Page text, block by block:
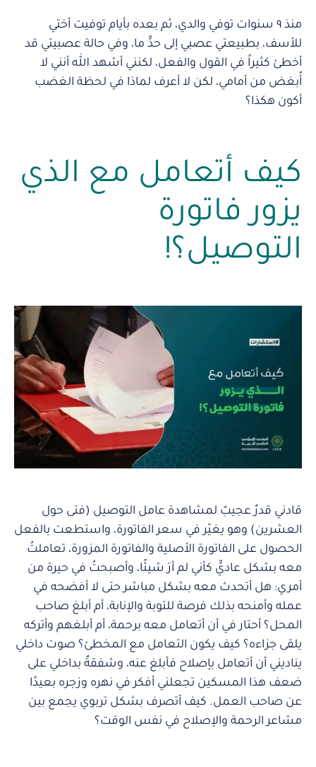
منذ ٩ سنوات توفي والدي، ثم بعده بأيام توفيت أختي
للأسف، بطبيعتي عصبي إلى حدٍّ ما، وفي حالة عصبيتي قد
أخطئ كثيراً في القول والفعل، لكنني أشهد الله أنني لا
أُبغض من أمامي، لكن لا أعرف لماذا في لحظة الغضب
أكون هكذا؟
كيف أتعامل مع الذي
يزور فاتورة
التوصيل؟!
قادني قدرٌ عجيبٌ لمشاهدة عامل التوصيل (فتى حول
العشرين) وهو يغيّر في سعر الفاتورة، واستطعت بالفعل
الحصول على الفاتورة الأصلية والفاتورة المزورة، تعاملتُ
معه بشكل عاديٍّ كأني لم أرَ شيئًا، وأصبحتُ في حيرة من
أمري: هل أتحدث معه بشكل مباشر حتى لا أفضحه في
عمله وأمنحه بذلك فرصة للتوبة والإنابة، أم أبلغ صاحب
المحل؟ أحتار في أن أتعامل معه برحمة، أم أبلغهم وأتركه
يلقى جزاءه؟ كيف يكون التعامل مع المخطئ؟ صوت داخلي
يناديني أن أتعامل بإصلاح فأبلغ عنه، وشفقةٌ بداخلي على
ضعف هذا المسكين تجعلني أفكر في نهره وزجره بعيدًا
عن صاحب العمل. كيف أتصرف بشكل تربوي يجمع بين
مشاعر الرحمة والإصلاح في نفس الوقت؟